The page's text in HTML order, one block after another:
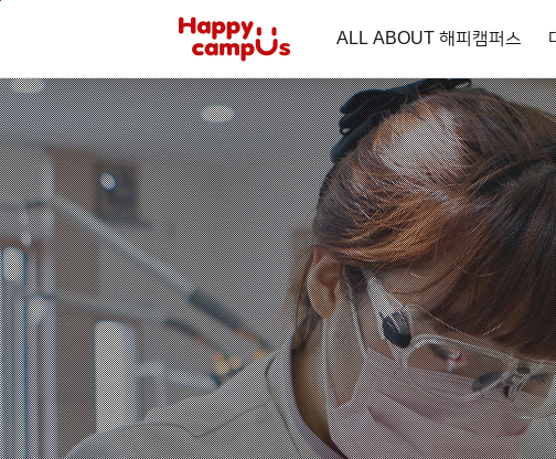
ALL ABOUT 해피캠퍼스
L-T-M 교육시스템 장학 프
교육이념
건학이념 및 교훈
대학윤리강령
비전
대학비전
대학발전전략
대학의 상징
대학상징 및 UI
교가
연혁
사이버총장실
총장인사말
역대 총(학)장
총장에게 바란다
보건의료학부
임상병리과
물리치료과
방사선과
치위생과
치기공과
안경광학과
보건의료행정과
응급구조과(신설학과)
복지교육
사회복지과
유아교육과
간호학부
간호학과
전공심화과정 모집 안내
공지사항
원서접수
원서접수 확인 및 수험표 출력
합격자 조회 및 고지서
등록금 납부 확인
등록금 환불 신청
통합원광대학교 입
행복생활관 이용안내
병무행정 안내
WU학생삼담센터
학생이력관리센터
장애학생지원센터
스쿨버스 이용안내
등록금 안내
재학생등록금 납부
등록금 납부제도 및
학점등록자 등록
등록금 반환기준
교육비 납입증명서 출
제증명 안내
WMCT 원광여행사 WM 주얼리컴